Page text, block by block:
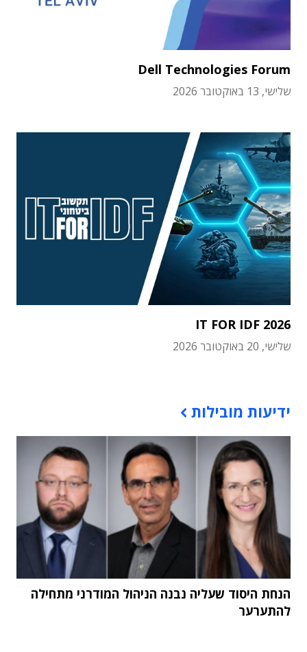
Dell Technologies Forum
שלישי, 13 באוקטובר 2026
IT FOR IDF 2026
שלישי, 20 באוקטובר 2026
ידיעות מובילות
הנחת היסוד שעליה נבנה הניהול המודרני מתחילה
להתערער